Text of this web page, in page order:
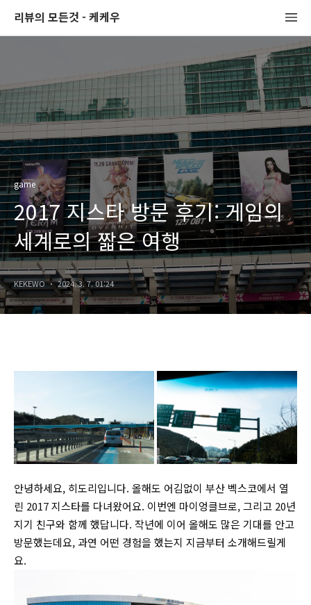
리뷰의 모든것 - 케케우
game
2017 지스타 방문 후기: 게임의
세계로의 짧은 여행
KEKEWO 2024. 3. 7. 01:24
안녕하세요, 히도리입니다. 올해도 어김없이 부산 벡스코에서 열
린 2017 지스타를 다녀왔어요. 이번엔 마이엉클브로, 그리고 20년
지기 친구와 함께 했답니다. 작년에 이어 올해도 많은 기대를 안고
방문했는데요, 과연 어떤 경험을 했는지 지금부터 소개해드릴게
요.